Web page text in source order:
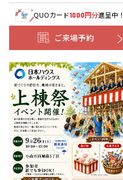
QUOカード1000円分進呈中！
ご来場予約